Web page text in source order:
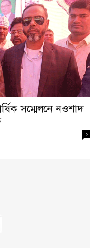
সম্মেলনে নওশাদ
০